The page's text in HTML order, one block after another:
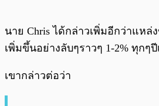
นาย Chris ได้กล่าวเพิ่มอีกว่าแห
เพิ่มขึ้นอย่างลับๆราวๆ 1-2% ทุกๆ
เขากล่าวต่อว่า